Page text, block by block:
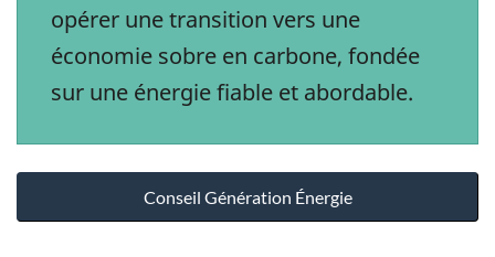
opérer une transition vers une
économie sobre en carbone, fondée
sur une énergie fiable et abordable.
Conseil Génération Énergie